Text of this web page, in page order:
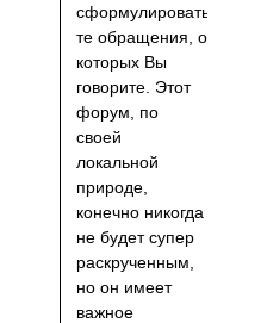
сформулировать
те обращения, о
которых Вы
говорите. Этот
форум, по
своей
локальной
природе,
конечно никогда
не будет супер
раскрученным,
но он имеет
важное